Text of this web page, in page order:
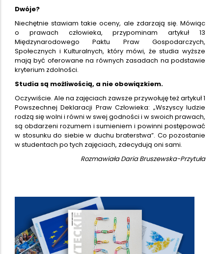
Dwóje?
Niechętnie stawiam takie oceny, ale zdarzają się. Mówiąc
o prawach człowieka, przypominam artykuł 13
Międzynarodowego Paktu Praw Gospodarczych,
Społecznych i Kulturalnych, który mówi, że studia wyższe
mają być oferowane na równych zasadach na podstawie
kryterium zdolności.
Studia są możliwością, a nie obowiązkiem.
Oczywiście. Ale na zajęciach zawsze przywołuję też artykuł 1
Powszechnej Deklaracji Praw Człowieka: „Wszyscy ludzie
rodzą się wolni i równi w swej godności i w swoich prawach,
są obdarzeni rozumem i sumieniem i powinni postępować
w stosunku do siebie w duchu braterstwa”. Co pozostanie
w studentach po tych zajęciach, zdecydują oni sami.
Rozmawiała Daria Bruszewska-Przytuła